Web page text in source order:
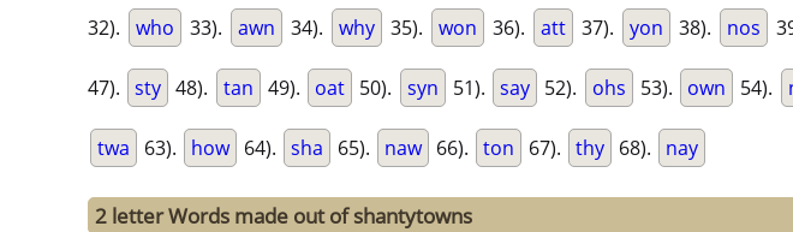
32). who 33). awn 34). why 35). won 36). att 37). yon 38). nos
47). sty 48). tan 49). oat 50). syn 51). say 52). ohs 53). own 54).
twa 63). how 64). sha 65). naw 66). ton 67). thy 68). nay
2 letter Words made out of shantytowns